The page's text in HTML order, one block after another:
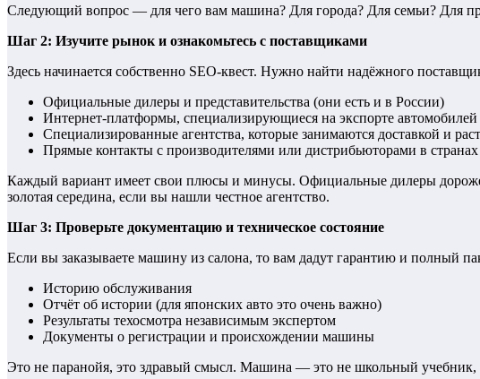
Следующий вопрос — для чего вам машина? Для города? Для семьи? Для
Шаг 2: Изучите рынок и ознакомьтесь с поставщиками
Здесь начинается собственно SEO-квест. Нужно найти надёжного
Официальные дилеры и представительства (они есть и в России)
Интернет-платформы, специализирующиеся на экспорте автомобилей
Специализированные агентства, которые занимаются доставкой и
Прямые контакты с производителями или дистрибьюторами в
Каждый вариант имеет свои плюсы и минусы. Официальные дилеры
золотая середина, если вы нашли честное агентство.
Шаг 3: Проверьте документацию и техническое состояние
Если вы заказываете машину из салона, то вам дадут гарантию и полный
Историю обслуживания
Отчёт об истории (для японских авто это очень важно)
Результаты техосмотра независимым экспертом
Документы о регистрации и происхождении машины
Это не паранойя, это здравый смысл. Машина — это не школьный